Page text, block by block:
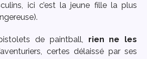
ici c’est la jeune fille la plus
de paintball, rien ne les
certes délaissé par ses